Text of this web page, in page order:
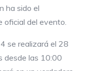
ha sido el
oficial del evento.
se realizará el 28
desde las 10:00